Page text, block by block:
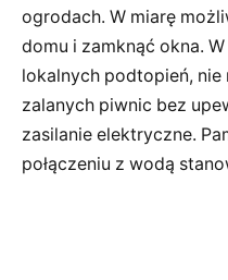
ogrodach. W miarę
domu i zamknąć okna.
lokalnych podtopień,
zalanych piwnic bez
zasilanie elektryczne.
połączeniu z wodą